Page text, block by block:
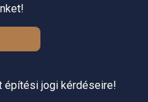
építési jogi kérdéseire!